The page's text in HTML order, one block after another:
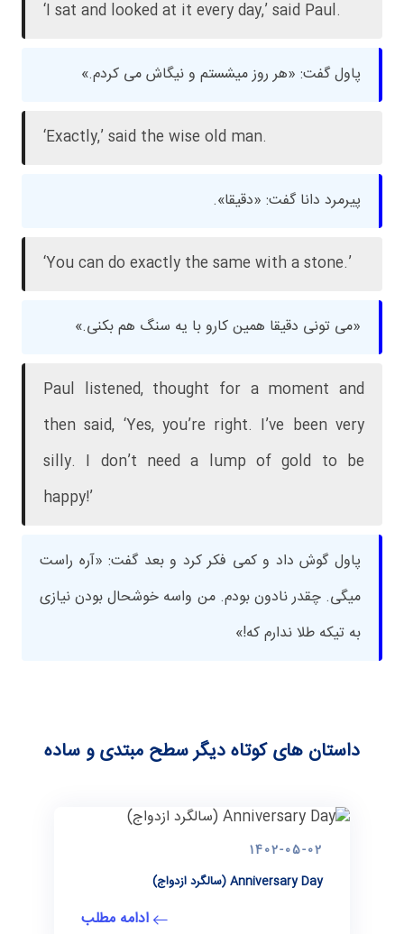
‘I sat and looked at it every day,’ said Paul.
پاول گفت: «هر روز میشستم و نیگاش می کردم.»
‘Exactly,’ said the wise old man.
پیرمرد دانا گفت: «دقیقا».
‘You can do exactly the same with a stone.’
«می تونی دقیقا همین کارو با یه سنگ هم بکنی.»
Paul listened, thought for a moment and
then said, ‘Yes, you’re right. I’ve been very
silly. I don’t need a lump of gold to be
happy!’
پاول گوش داد و کمی فکر کرد و بعد گفت: «آره راست
میگی. چقدر نادون بودم. من واسه خوشحال بودن نیازی
به تیکه طلا ندارم که!»
داستان های کوتاه دیگر سطح مبتدی و ساده
1402-05-02
Anniversary Day (سالگرد ازدواج)
ادامه مطلب